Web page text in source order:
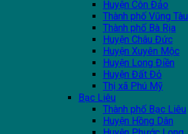
Huyện Côn Đảo
Thành phố Vũng Tàu
Thành phố Bà Rịa
Huyện Châu Đức
Huyện Xuyên Mộc
Huyện Long Điền
Huyện Đất Đỏ
Thị xã Phú Mỹ
Bạc Liêu
Thành phố Bạc Liêu
Huyện Hồng Dân